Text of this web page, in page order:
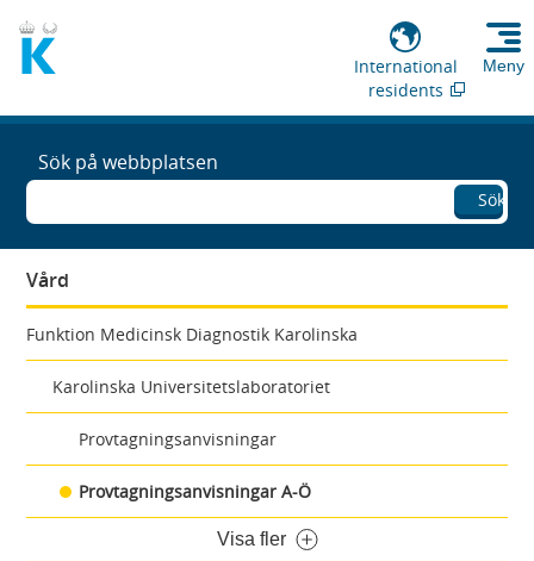
International
residents
Meny
Sök på webbplatsen
Sök
Vård
Funktion Medicinsk Diagnostik Karolinska
Karolinska Universitetslaboratoriet
Provtagningsanvisningar
Provtagningsanvisningar A-Ö
Visa fler